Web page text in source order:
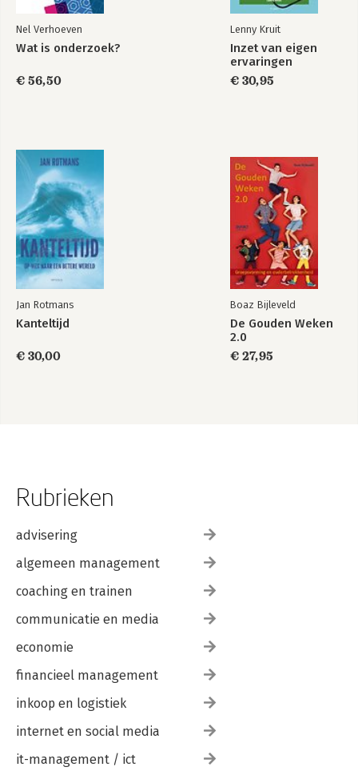
Nel Verhoeven
Wat is onderzoek?
€ 56,50
Lenny Kruit
Inzet van eigen
ervaringen
€ 30,95
Jan Rotmans
Kanteltijd
€ 30,00
Boaz Bijleveld
De Gouden Weken
2.0
€ 27,95
Rubrieken
advisering
algemeen management
coaching en trainen
communicatie en media
economie
financieel management
inkoop en logistiek
internet en social media
it-management / ict